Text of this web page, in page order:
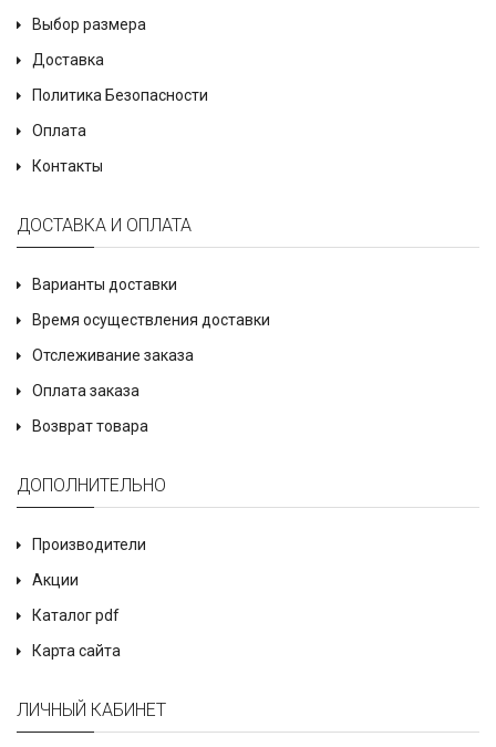
Выбор размера
Доставка
Политика Безопасности
Оплата
Контакты
ДОСТАВКА И ОПЛАТА
Варианты доставки
Время осуществления доставки
Отслеживание заказа
Оплата заказа
Возврат товара
ДОПОЛНИТЕЛЬНО
Производители
Акции
Каталог pdf
Карта сайта
ЛИЧНЫЙ КАБИНЕТ